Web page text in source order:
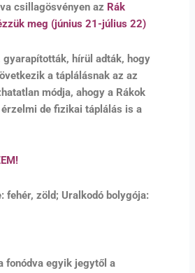
csillagösvényen az Rák
meg (június 21-július 22)
hírül adták, hogy
a táplálásnak az az
módja, ahogy a Rákok
de fizikai táplálás is a
fehér, zöld; Uralkodó bolygója:
fonódva egyik jegytől a